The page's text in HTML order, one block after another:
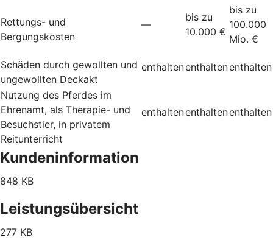
Rettungs- und
Bergungskosten
—
bis zu
10.000 €
bis zu
100.000
Mio. €
Schäden durch gewollten und
ungewollten Deckakt
enthaltenenthaltenenthalten
Nutzung des Pferdes im
Ehrenamt, als Therapie- und
Besuchstier, in privatem
Reitunterricht
enthaltenenthaltenenthalten
Kundeninformation
848 KB
Leistungsübersicht
277 KB